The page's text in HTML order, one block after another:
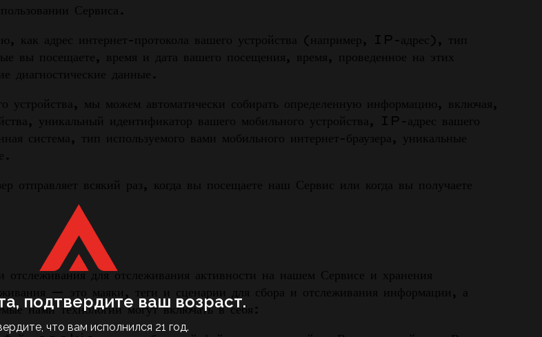
Сервиса.
как адрес интернет-протокола вашего устройства (например, IP-адрес), тип
вы посещаете, время и дата вашего посещения, время, проведенное на этих
диагностические данные.
устройства, мы можем автоматически собирать определенную информацию, включая,
уникальный идентификатор вашего мобильного устройства, IP-адрес вашего
система, тип используемого вами мобильного интернет-браузера, уникальные
всякий раз, когда вы посещаете наш Сервис или когда вы получаете
для отслеживания активности на нашем Сервисе и хранения
— это маяки, теги и сценарии для сбора и отслеживания информации, а
нами технологии могут включать в себя:
подтвердите ваш возраст.
что вам исполнился 21 год.